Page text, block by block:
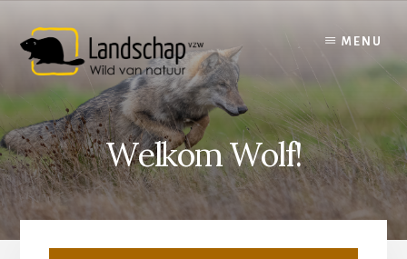
content
MENU
Welkom Wolf!